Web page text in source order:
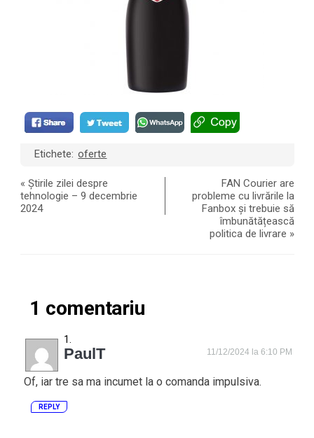
Etichete: oferte
«Știrile zilei despre
tehnologie – 9 decembrie
2024
FAN Courier are
probleme cu livrările la
Fanbox și trebuie să
îmbunătățească
politica de livrare »
1 comentariu
PaulT 11/12/2024 la 6:10 PM
Of, iar tre sa ma incumet la o comanda impulsiva.
REPLY